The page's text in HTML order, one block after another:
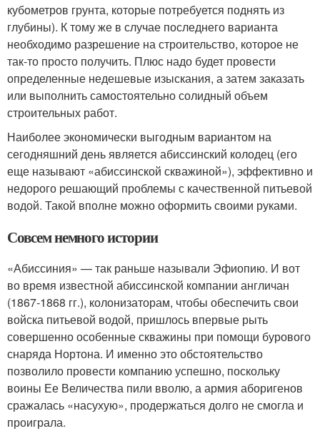
кубометров грунта, которые потребуется поднять из
глубины). К тому же в случае последнего варианта
необходимо разрешение на строительство, которое не
так-то просто получить. Плюс надо будет провести
определенные недешевые изыскания, а затем заказать
или выполнить самостоятельно солидный объем
строительных работ.
Наиболее экономически выгодным вариантом на
сегодняшний день является абиссинский колодец (его
еще называют «абиссинской скважиной»), эффективно и
недорого решающий проблемы с качественной питьевой
водой. Такой вполне можно оформить своими руками.
Совсем немного истории
«Абиссиния» — так раньше называли Эфиопию. И вот
во время известной абиссинской компании англичан
(1867-1868 гг.), колонизаторам, чтобы обеспечить свои
войска питьевой водой, пришлось впервые рыть
совершенно особенные скважины при помощи бурового
снаряда Нортона. И именно это обстоятельство
позволило провести компанию успешно, поскольку
воины Ее Величества пили вволю, а армия аборигенов
сражалась «насухую», продержаться долго не смогла и
проиграла.